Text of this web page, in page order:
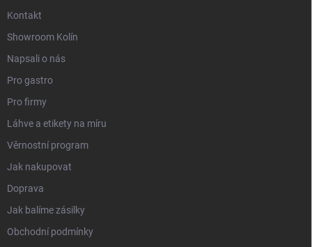
Kontakt
Showroom Kolín
Napsali o nás
Pro gastro
Pro firmy
Láhve a etikety na míru
Věrnostní program
Jak nakupovat
Doprava
Jak balíme zásilky
Obchodní podmínky